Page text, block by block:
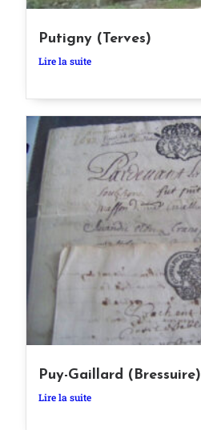
Putigny (Terves)
Lire la suite
Puy-Gaillard (Bressuire)
Lire la suite